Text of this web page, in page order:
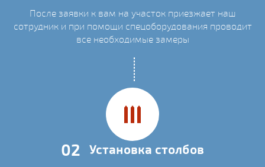
После заявки к вам на участок приезжает наш
сотрудник и при помощи спецоборудования проводит
все необходимые замеры
02 Установка столбов